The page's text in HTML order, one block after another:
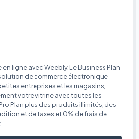
ligne avec Weebly. Le Business Plan
de commerce électronique
entreprises et les magasins,
votre vitrine avec toutes les
Plan plus des produits illimités, des
et de taxes et 0% de frais de